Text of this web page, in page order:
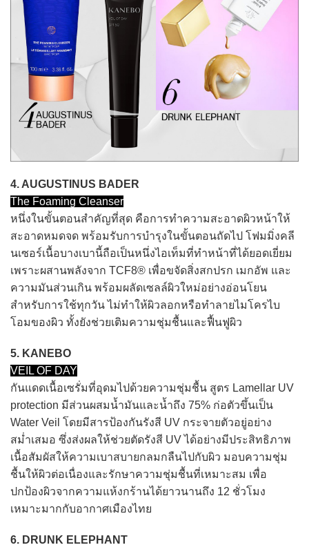
4. AUGUSTINUS BADER
The Foaming Cleanser
หนึ่งในขั้นตอนสำคัญที่สุด คือการทำความสะอาดผิวหน้าให้
สะอาดหมดจด พร้อมรับการบำรุงในขั้นตอนถัดไป โฟมมิ่งคลี
นเซอร์เนื้อบางเบานี้ถือเป็นหนึ่งไอเท็มที่ทำหน้าที่ได้ยอดเยี่ยม
เพราะผสานพลังจาก TCF8® เพื่อขจัดสิ่งสกปรก เมกอัพ และ
ความมันส่วนเกิน พร้อมผลัดเซลล์ผิวใหม่อย่างอ่อนโยน
สำหรับการใช้ทุกวัน ไม่ทำให้ผิวลอกหรือทำลายไมโครไบ
โอมของผิว ทั้งยังช่วยเติมความชุ่มชื้นและฟื้นฟูผิว
5. KANEBO
VEIL OF DAY
กันแดดเนื้อเซรั่มที่อุดมไปด้วยความชุ่มชื้น สูตร Lamellar UV
protection มีส่วนผสมน้ำมันและน้ำถึง 75% ก่อตัวขึ้นเป็น
Water Veil โดยมีสารป้องกันรังสี UV กระจายตัวอยู่อย่าง
สม่ำเสมอ ซึ่งส่งผลให้ช่วยตัดรังสี UV ได้อย่างมีประสิทธิภาพ
เนื้อสัมผัสให้ความเบาสบายกลมกลืนไปกับผิว มอบความชุ่ม
ชื้นให้ผิวต่อเนื่องและรักษาความชุ่มชื้นที่เหมาะสม เพื่อ
ปกป้องผิวจากความแห้งกร้านได้ยาวนานถึง 12 ชั่วโมง
เหมาะมากกับอากาศเมืองไทย
6. DRUNK ELEPHANT